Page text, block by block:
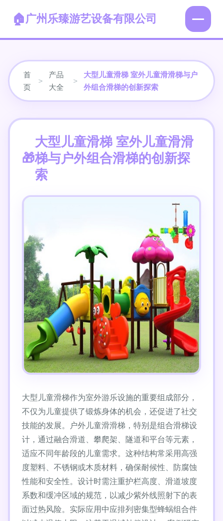
广州乐臻游艺设备有限公司
首
页
>
产品
大全
>
大型儿童滑梯 室外儿童滑滑梯与户
外组合滑梯的创新探索
大型儿童滑梯 室外儿童滑滑
梯与户外组合滑梯的创新探
索
大型儿童滑梯作为室外游乐设施的重要组成部分，
不仅为儿童提供了锻炼身体的机会，还促进了社交
技能的发展。户外儿童滑滑梯，特别是组合滑梯设
计，通过融合滑道、攀爬架、隧道和平台等元素，
适应不同年龄段的儿童需求。这种结构常采用高强
度塑料、不锈钢或木质材料，确保耐候性、防腐蚀
性能和安全性。设计时需注重护栏高度、滑道坡度
系数和缓冲区域的规范，以减少紫外线照射下的表
面过热风险。实际应用中应排列密集型蜂蜗组合件